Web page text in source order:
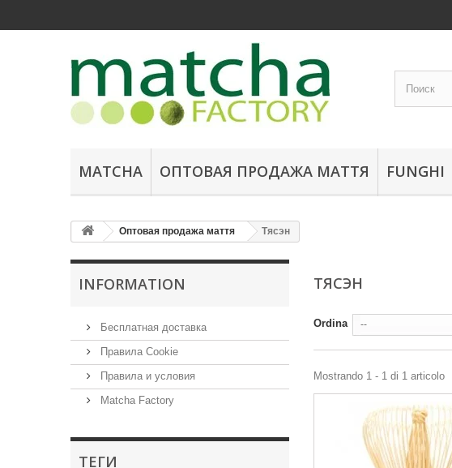
MATCHA ОПТОВАЯ ПРОДАЖА МАТТЯ FUNGHI
Оптовая продажа маття Тясэн
INFORMATION
Бесплатная доставка
Правила Cookie
Правила и условия
Matcha Factory
ТЕГИ
ТЯСЭН
Ordina --
Mostrando 1 - 1 di 1 articolo